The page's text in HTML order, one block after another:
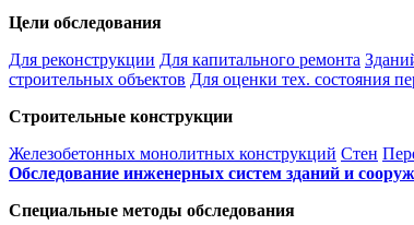
Цели обследования
Для реконструкции Для капитального ремонта
строительных объектов Для оценки тех. состояния
Строительные конструкции
Железобетонных монолитных конструкций Стен
Обследование инженерных систем зданий и
Специальные методы обследования